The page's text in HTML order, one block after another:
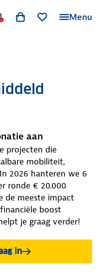
Menu
aan
projecten die
mobiliteit,
2026 hanteren we 6
ronde € 20.000
de meeste impact
boost
je graag verder!
in